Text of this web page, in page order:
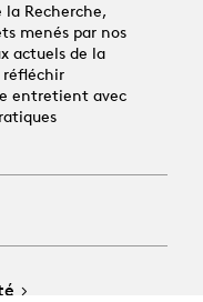
la Recherche,
menés par nos
actuels de la
réfléchir
entretient avec